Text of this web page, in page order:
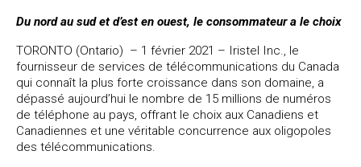
Du nord au sud et d’est en ouest, le consommateur a le choix
TORONTO (Ontario) – 1 février 2021 – Iristel Inc., le
fournisseur de services de télécommunications du Canada
qui connaît la plus forte croissance dans son domaine, a
dépassé aujourd’hui le nombre de 15 millions de numéros
de téléphone au pays, offrant le choix aux Canadiens et
Canadiennes et une véritable concurrence aux oligopoles
des télécommunications.